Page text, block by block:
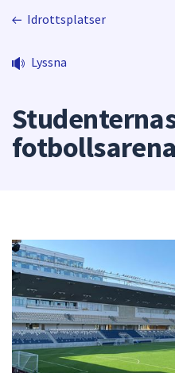
Idrottsplatser
Lyssna
fotbollsarena